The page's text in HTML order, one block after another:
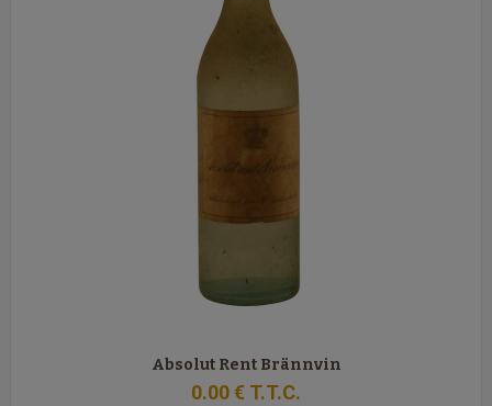
Absolut Rent Brännvin
0.00€ T.T.C.